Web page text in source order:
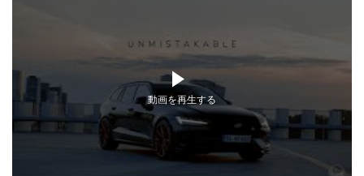
動画を再生する